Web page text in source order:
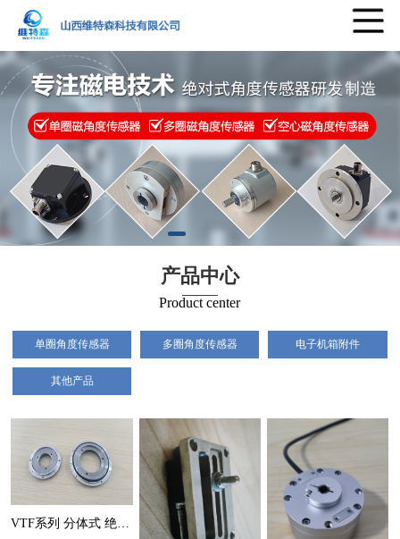
产品中心
Product center
单圈角度传感器 多圈角度传感器 电子机箱附件
其他产品
VTF系列 分体式 绝对式角度